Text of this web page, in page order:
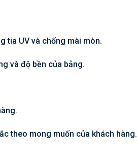
tia UV và chống mài mòn.
và độ bền của bảng.
theo mong muốn của khách hàng.